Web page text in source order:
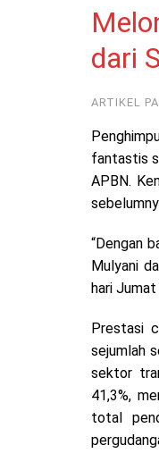
dari
ARTIKEL
fantastis
APBN.
“Dengan
Mulyani
hari
Prestasi
sejumlah
sektor
41,3%,
total